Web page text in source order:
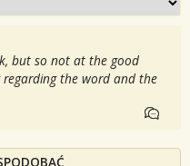
but so not at the good
regarding the word and the